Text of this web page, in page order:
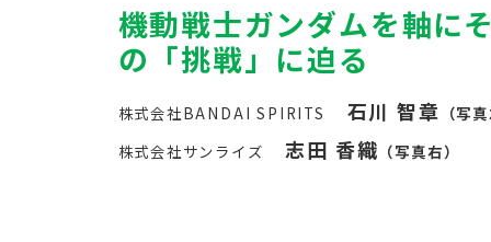
機動戦士ガンダムを軸に
の「挑戦」に迫る
株式会社BANDAI SPIRITS 石川 智章 （写
株式会社サンライズ
志田 香織 （写真右）